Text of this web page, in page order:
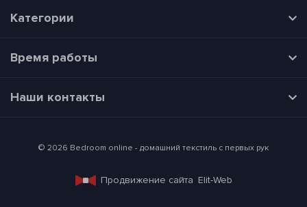
Категории
Время работы
Наши контакты
© 2026 Bedroom online - домашний текстиль с первых рук
Продвижение сайта Elit-Web